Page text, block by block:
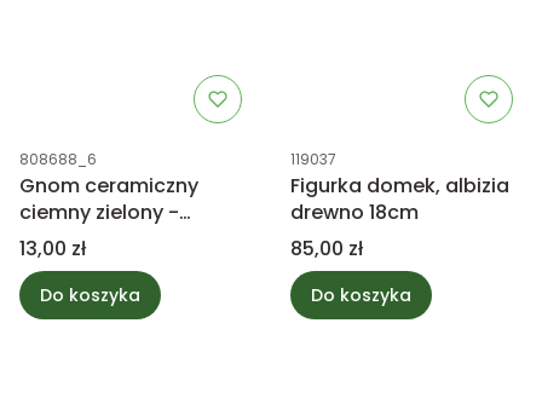
Kod produktu
808688_6
Gnom ceramiczny
ciemny zielony -
figurka 10cm
Cena
13,00 zł
Do koszyka
Kod produktu
119037
Figurka domek, albizia
drewno 18cm
Cena
85,00 zł
Do koszyka